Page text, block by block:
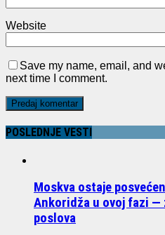
Website
Save my name, email, and
next time I comment.
POSLEDNJE VESTI
Moskva ostaje
Ankoridža u ovoj fazi
poslova